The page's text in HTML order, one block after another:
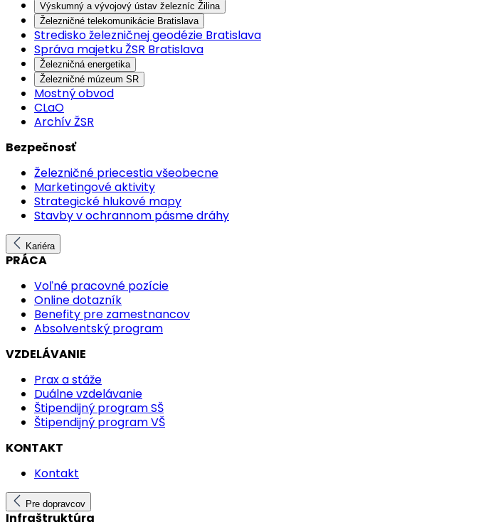
Výskumný a vývojový ústav železníc Žilina
Železničné telekomunikácie Bratislava
Stredisko železničnej geodézie Bratislava
Správa majetku ŽSR Bratislava
Železničná energetika
Železničné múzeum SR
Mostný obvod
CLaO
Archív ŽSR
Bezpečnosť
Železničné priecestia všeobecne
Marketingové aktivity
Strategické hlukové mapy
Stavby v ochrannom pásme dráhy
Kariéra
PRÁCA
Voľné pracovné pozície
Online dotazník
Benefity pre zamestnancov
Absolventský program
VZDELÁVANIE
Prax a stáže
Duálne vzdelávanie
Štipendijný program SŠ
Štipendijný program VŠ
KONTAKT
Kontakt
Pre dopravcov
Infraštruktúra